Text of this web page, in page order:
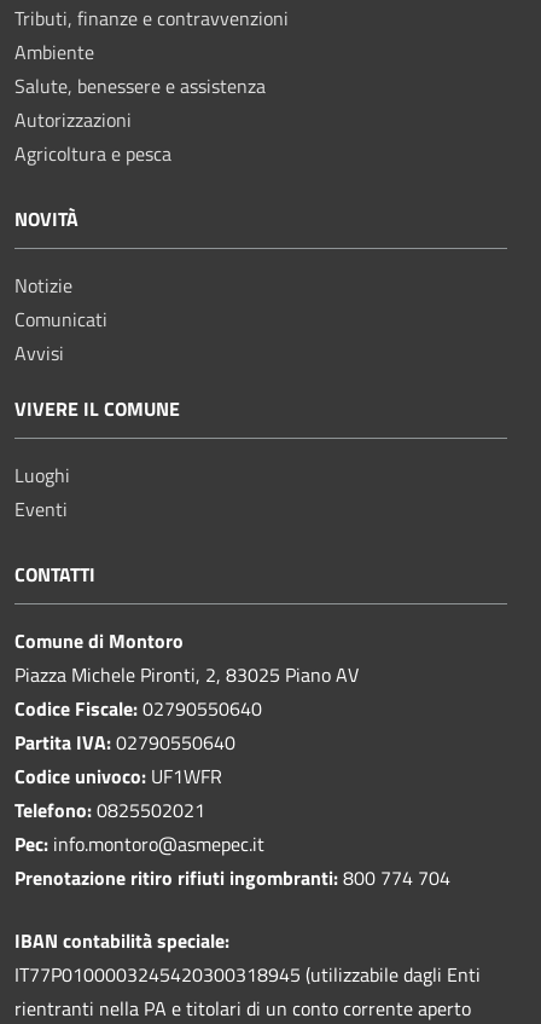
Tributi, finanze e contravvenzioni
Ambiente
Salute, benessere e assistenza
Autorizzazioni
Agricoltura e pesca
NOVITÀ
Notizie
Comunicati
Avvisi
VIVERE IL COMUNE
Luoghi
Eventi
CONTATTI
Comune di Montoro
Piazza Michele Pironti, 2, 83025 Piano AV
Codice Fiscale:02790550640
Partita IVA:02790550640
Codice univoco: UF1WFR
Telefono:0825502021
Pec: info.montoro@asmepec.it
Prenotazione ritiro rifiuti ingombranti:800 774 704
IBAN contabilità speciale:
IT77P0100003245420300318945 (utilizzabile dagli Enti
rientranti nella PA e titolari di un conto corrente aperto